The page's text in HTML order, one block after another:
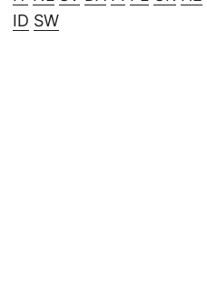
ID SW